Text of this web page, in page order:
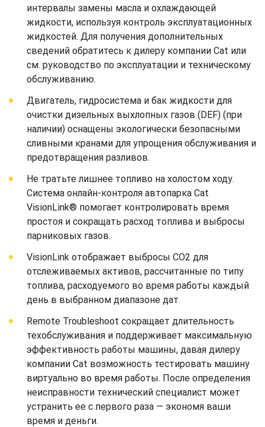
интервалы замены масла и охлаждающей
жидкости, используя контроль эксплуатационных
жидкостей. Для получения дополнительных
сведений обратитесь к дилеру компании Cat или
см. руководство по эксплуатации и техническому
обслуживанию.
Двигатель, гидросистема и бак жидкости для
очистки дизельных выхлопных газов (DEF) (при
наличии) оснащены экологически безопасными
сливными кранами для упрощения обслуживания и
предотвращения разливов.
Не тратьте лишнее топливо на холостом ходу.
Система онлайн-контроля автопарка Cat
VisionLink® помогает контролировать время
простоя и сокращать расход топлива и выбросы
парниковых газов.
VisionLink отображает выбросы CO2 для
отслеживаемых активов, рассчитанные по типу
топлива, расходуемого во время работы каждый
день в выбранном диапазоне дат.
Remote Troubleshoot сокращает длительность
техобслуживания и поддерживает максимальную
эффективность работы машины, давая дилеру
компании Cat возможность тестировать машину
виртуально во время работы. После определения
неисправности технический специалист может
устранить ее с первого раза — экономя ваши
время и деньги.